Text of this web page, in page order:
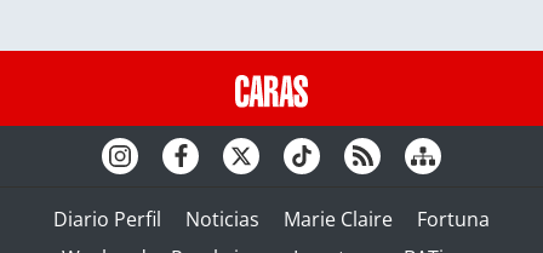
Diario Perfil Noticias Marie Claire
Fortuna